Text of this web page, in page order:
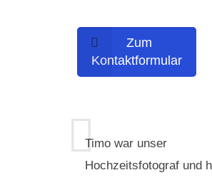
Zum
Kontaktformular
Timo war unser
Hochzeitsfotograf und